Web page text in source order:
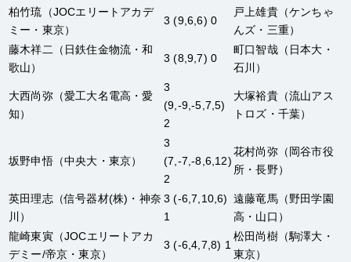
柏竹琉 （JOCエリートアカデ
ミー・東京）
3 (9,6,6) 0
戸上雄貴（ケンちゃ
んズ・三重）
藤木祥二（日鉄住金物流・和
歌山）
3 (8,9,7) 0
町口智哉（日本大・
石川）
大西尚弥（愛工大名電高・愛
知）
3
(9,-9,-5,7,5)
2
大塚裕貴（流山アス
トロズ・千葉）
坂野申悟（中央大・東京）
3
(7,-7,-8,6,12)
2
花村尚弥（岡谷市役
所・長野）
英田理志（信号器材(株)・神奈
川）
3 (-6,7,10,6)
1
遠藤竜馬（野田学園
高・山口）
龍崎東寅（JOCエリートアカ
デミー/帝京・東京）
3 (-6,4,7,8) 1
松田尚樹（駒澤大・
東京）